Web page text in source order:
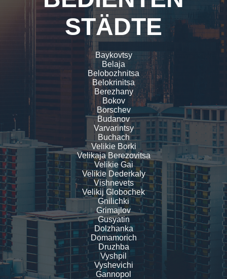
STÄDTE
Baykovtsy
Belaja
Belobozhnitsa
Belokrinitsa
Berezhany
Bokov
Borschev
Budanov
Varvarintsy
Buchach
Velikie Borki
Velikaja Berezovitsa
Velikie Gai
Velikie Dederkaly
Vishnevets
Velikij Globochek
Gnilichki
Grimajlov
Gusyatin
Dolzhanka
Domamorich
Druzhba
Vyshpil
Vyshevichi
Gannopol